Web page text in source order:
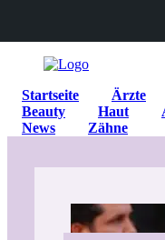
Startseite Ärzte
Beauty
Haut
News
Zähne